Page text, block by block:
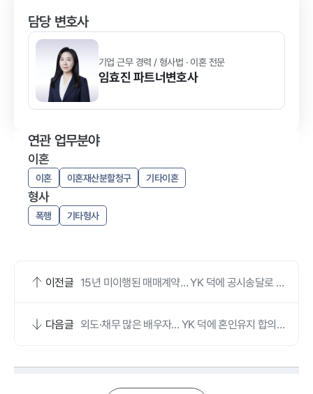
담당 변호사
기업 근무 경력 / 형사법 · 이혼 전문
임효진파트너변호사
연관 업무분야
이혼
이혼 이혼재산분할청구 기타이혼
형사
폭행 기타형사
이전글 15년 미이행된 매매계약… YK 덕에 공시송달로 해
다음글 외도·채무 많은 배우자… YK 덕에 혼인유지 합의서